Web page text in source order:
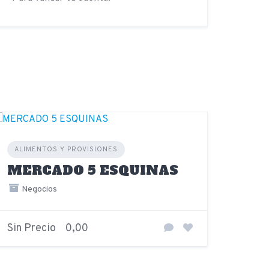
ALIMENTOS Y PROVISIONES
MERCADO 5 ESQUINAS
Negocios
Sin Precio 0,00